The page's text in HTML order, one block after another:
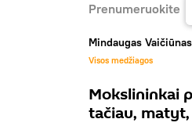
Prenumeruokite
Mindaugas Vaičiūnas
Visos medžiagos
Mokslininkai
tačiau,